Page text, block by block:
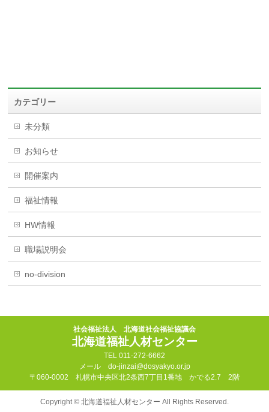
カテゴリー
未分類
お知らせ
開催案内
福祉情報
HW情報
職場説明会
no-division
社会福祉法人 北海道社会福祉協議会
北海道福祉人材センター
TEL 011-272-6662
メール do-jinzai@dosyakyo.or.jp
〒060-0002 札幌市中央区北2条西7丁目1番地 かでる2.7 2階
Copyright © 北海道福祉人材センター All Rights Reserved.